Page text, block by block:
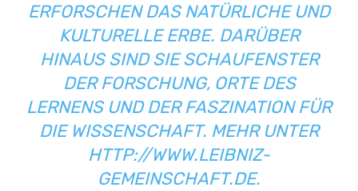
ERFORSCHEN DAS NATÜRLICHE UND
KULTURELLE ERBE. DARÜBER
HINAUS SIND SIE SCHAUFENSTER
DER FORSCHUNG, ORTE DES
LERNENS UND DER FASZINATION FÜR
DIE WISSENSCHAFT. MEHR UNTER
HTTP://WWW.LEIBNIZ-
GEMEINSCHAFT.DE.